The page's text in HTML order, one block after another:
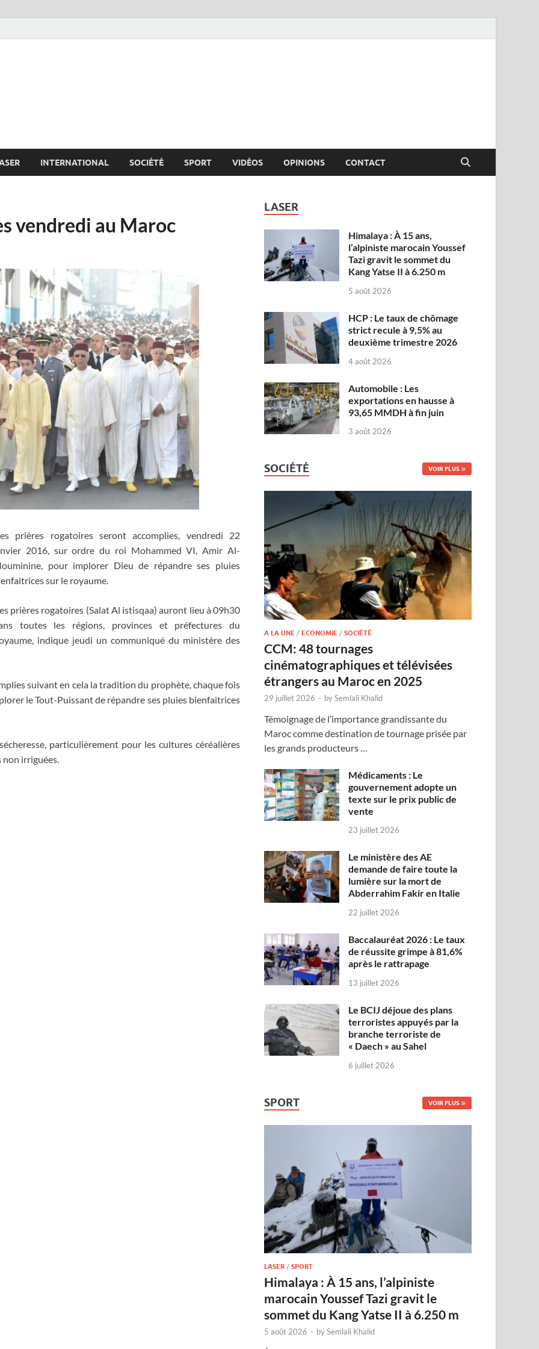
INTERNATIONAL SOCIÉTÉ SPORT VIDÉOS OPINIONS CONTACT
vendredi au Maroc
prières rogatoires seront accomplies, vendredi 22
2016, sur ordre du roi Mohammed VI, Amir Al-
pour implorer Dieu de répandre ses pluies
sur le royaume.
prières rogatoires (Salat Al istisqaa) auront lieu à 09h30
toutes les régions, provinces et préfectures du
indique jeudi un communiqué du ministère des
suivant en cela la tradition du prophète, chaque fois
le Tout-Puissant de répandre ses pluies bienfaitrices
particulièrement pour les cultures céréalières
non irriguées.
LASER
Himalaya : À 15 ans,
l’alpiniste marocain Youssef
Tazi gravit le sommet du
Kang Yatse II à 6.250 m
5 août 2026
HCP : Le taux de chômage
strict recule à 9,5% au
deuxième trimestre 2026
4 août 2026
Automobile : Les
exportations en hausse à
93,65 MMDH à fin juin
3 août 2026
SOCIÉTÉ VOIR PLUS
A LA UNE /ECONOMIE /SOCIÉTÉ
CCM: 48 tournages
cinématographiques et télévisées
étrangers au Maroc en 2025
29 juillet 2026 - bySemlali Khalid
Témoignage de l’importance grandissante du
Maroc comme destination de tournage prisée par
les grands producteurs …
Médicaments : Le
gouvernement adopte un
texte sur le prix public de
vente
23 juillet 2026
Le ministère des AE
demande de faire toute la
lumière sur la mort de
Abderrahim Fakir en Italie
22 juillet 2026
Baccalauréat 2026 : Le taux
de réussite grimpe à 81,6%
après le rattrapage
13 juillet 2026
Le BCIJ déjoue des plans
terroristes appuyés par la
branche terroriste de
« Daech » au Sahel
6 juillet 2026
SPORT VOIR PLUS
LASER /SPORT
Himalaya : À 15 ans, l’alpiniste
marocain Youssef Tazi gravit le
sommet du Kang Yatse II à 6.250 m
5 août 2026 - bySemlali Khalid